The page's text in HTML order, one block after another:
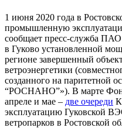
1 июня 2020 года в
промышленную
сообщает пресс-служба
в Гуково установленной
регионе завершенный
ветроэнергетики
созданного на паритетной
“РОСНАНО”»). В марте
апреле и мае – две очереди
эксплуатацию Гуковской
ветропарков в Ростовской